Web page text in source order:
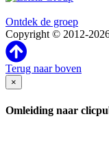
Ontdek de groep
Copyright © 2012-
Terug naar boven
×
Omleiding naar